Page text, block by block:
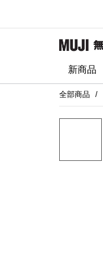
新商品
全部商品